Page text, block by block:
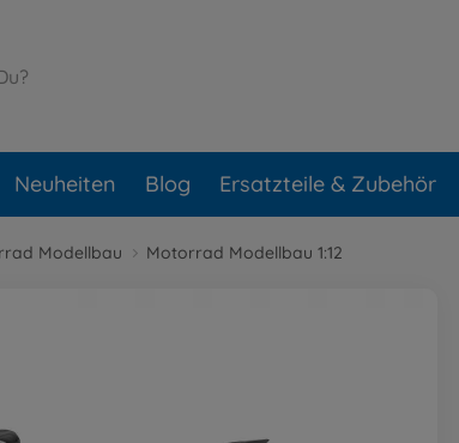
Neuheiten Blog Ersatzteile & Zubehör
Modellbau Motorrad Modellbau 1:12